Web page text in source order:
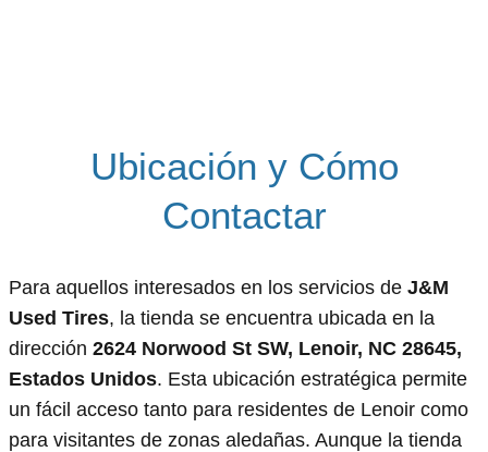
Ubicación y Cómo
Contactar
Para aquellos interesados en los servicios de J&M
Used Tires, la tienda se encuentra ubicada en la
dirección 2624 Norwood St SW, Lenoir, NC 28645,
Estados Unidos. Esta ubicación estratégica permite
un fácil acceso tanto para residentes de Lenoir como
para visitantes de zonas aledañas. Aunque la tienda